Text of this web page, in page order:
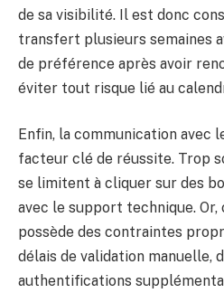
de sa visibilité. Il est donc
transfert plusieurs semaines
de préférence après avoir
éviter tout risque lié au
Enfin, la communication avec
facteur clé de réussite. Trop
se limitent à cliquer sur des
avec le support technique.
possède des contraintes
délais de validation manuelle,
authentifications